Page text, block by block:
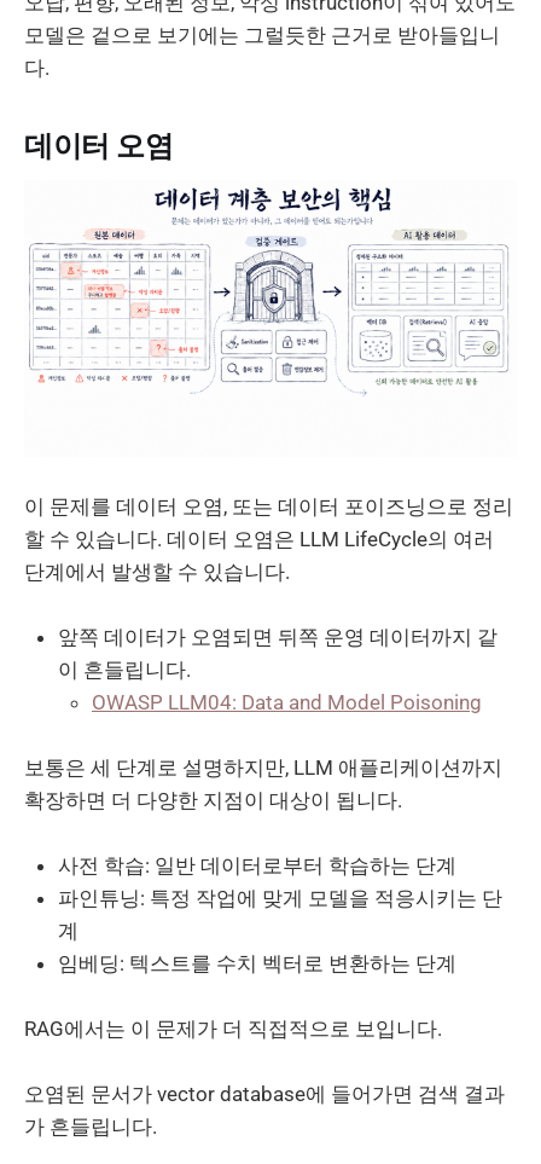
모델은 겉으로 보기에는 그럴듯한 근거로 받아들입니
다.
데이터 오염
이 문제를 데이터 오염, 또는 데이터 포이즈닝으로 정리
할 수 있습니다. 데이터 오염은 LLM LifeCycle의 여러
단계에서 발생할 수 있습니다.
앞쪽 데이터가 오염되면 뒤쪽 운영 데이터까지 같
이 흔들립니다.
OWASP LLM04: Data and Model Poisoning
보통은 세 단계로 설명하지만, LLM 애플리케이션까지
확장하면 더 다양한 지점이 대상이 됩니다.
사전 학습: 일반 데이터로부터 학습하는 단계
파인튜닝: 특정 작업에 맞게 모델을 적응시키는 단
계
임베딩: 텍스트를 수치 벡터로 변환하는 단계
RAG에서는 이 문제가 더 직접적으로 보입니다.
오염된 문서가 vector database에 들어가면 검색 결과
가 흔들립니다.